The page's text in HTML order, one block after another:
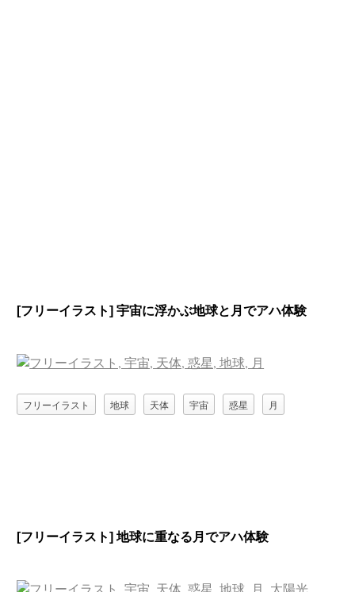
[フリーイラスト] 宇宙に浮かぶ地球と月でアハ体験
フリーイラスト 地球 天体 宇宙 惑星 月
[フリーイラスト] 地球に重なる月でアハ体験